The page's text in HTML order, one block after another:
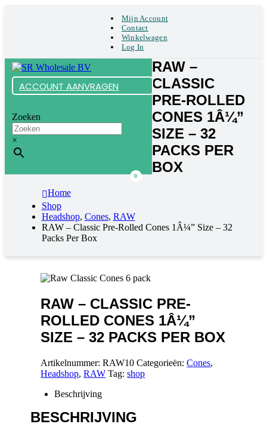
Mijn Account
Contact
Winkelwagen
Log In
ACCOUNT AANVRAGEN
Zoeken
×
0
RAW –
CLASSIC
PRE-ROLLED
CONES 1Â¼”
SIZE – 32
PACKS PER
BOX
Home
Shop
Headshop, Cones, RAW
RAW – Classic Pre-Rolled Cones 1Â¼” Size – 32
Packs Per Box
RAW – CLASSIC PRE-
ROLLED CONES 1Â¼”
SIZE – 32 PACKS PER BOX
Artikelnummer:RAW10 Categorieën:Cones,
Headshop,RAW Tag:shop
Beschrijving
BESCHRIJVING